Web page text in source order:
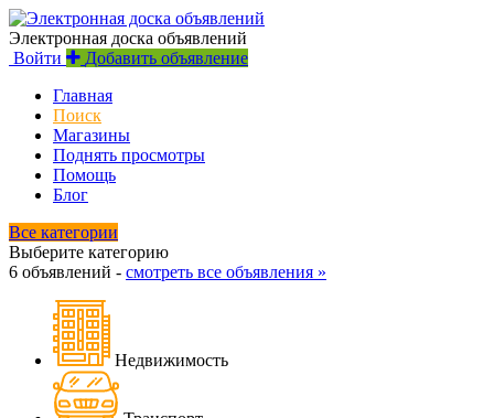
Электронная доска объявлений
Войти
Добавить объявление
Главная
Поиск
Магазины
Поднять просмотры
Помощь
Блог
Все категории
Выберите категорию
6 объявлений - смотреть все объявления »
Недвижимость